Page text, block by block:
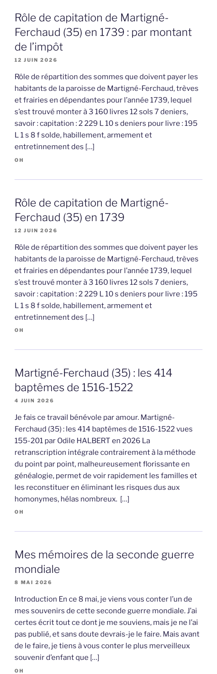
Rôle de capitation de Martigné-
Ferchaud (35) en 1739 : par montant
de l’impôt
12 JUIN 2026
Rôle de répartition des sommes que doivent payer les
habitants de la paroisse de Martigné-Ferchaud, trèves
et frairies en dépendantes pour l’année 1739, lequel
s’est trouvé monter à 3 160 livres 12 sols 7 deniers,
savoir : capitation : 2 229 L 10 s deniers pour livre : 195
L 1 s 8 f solde, habillement, armement et
entretinnement des […]
OH
Rôle de capitation de Martigné-
Ferchaud (35) en 1739
12 JUIN 2026
Rôle de répartition des sommes que doivent payer les
habitants de la paroisse de Martigné-Ferchaud, trèves
et frairies en dépendantes pour l’année 1739, lequel
s’est trouvé monter à 3 160 livres 12 sols 7 deniers,
savoir : capitation : 2 229 L 10 s deniers pour livre : 195
L 1 s 8 f solde, habillement, armement et
entretinnement des […]
OH
Martigné-Ferchaud (35) : les 414
baptêmes de 1516-1522
4 JUIN 2026
Je fais ce travail bénévole par amour. Martigné-
Ferchaud (35) : les 414 baptêmes de 1516-1522 vues
155-201 par Odile HALBERT en 2026 La
retranscription intégrale contrairement à la méthode
du point par point, malheureusement florissante en
généalogie, permet de voir rapidement les familles et
les reconstituer en éliminant les risques dus aux
homonymes, hélas nombreux. […]
OH
Mes mémoires de la seconde guerre
mondiale
8 MAI 2026
Introduction En ce 8 mai, je viens vous conter l’un de
mes souvenirs de cette seconde guerre mondiale. J’ai
certes écrit tout ce dont je me souviens, mais je ne l’ai
pas publié, et sans doute devrais-je le faire. Mais avant
de le faire, je tiens à vous conter le plus merveilleux
souvenir d’enfant que […]
OH